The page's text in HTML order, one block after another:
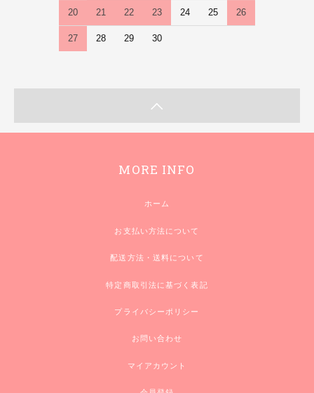
20 21 22 23 24 25 26
27 28 29 30
MORE INFO
ホーム
お支払い方法について
配送方法・送料について
特定商取引法に基づく表記
プライバシーポリシー
お問い合わせ
マイアカウント